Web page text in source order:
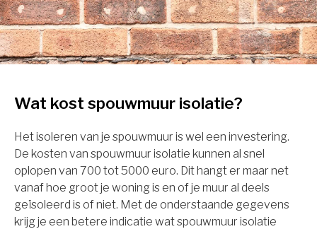
Wat kost spouwmuur isolatie?
Het isoleren van je spouwmuur is wel een investering.
De kosten van spouwmuur isolatie kunnen al snel
oplopen van 700 tot 5000 euro. Dit hangt er maar net
vanaf hoe groot je woning is en of je muur al deels
geïsoleerd is of niet. Met de onderstaande gegevens
krijg je een betere indicatie wat spouwmuur isolatie